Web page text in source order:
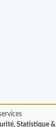
Statistique &